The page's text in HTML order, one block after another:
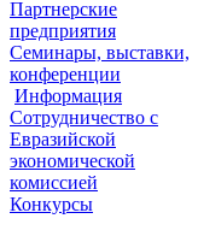
Партнерские
предприятия
Семинары, выставки,
конференции
Информация
Сотрудничество с
Евразийской
экономической
комиссией
Конкурсы